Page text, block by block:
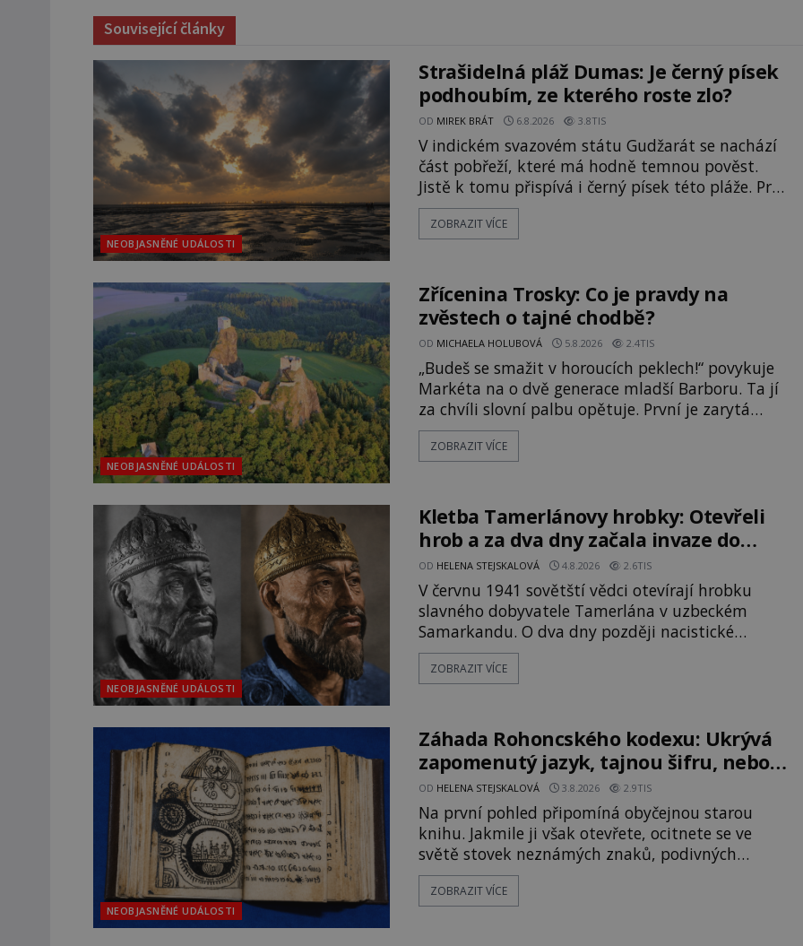
Související články
NEOBJASNĚNÉ UDÁLOSTI
Strašidelná pláž Dumas: Je černý písek
podhoubím, ze kterého roste zlo?
OD MIREK BRÁT 6.8.2026 3.8TIS
V indickém svazovém státu Gudžarát se nachází
část pobřeží, které má hodně temnou pověst.
Jistě k tomu přispívá i černý písek této pláže. Proč
má pláž takové netypické zbarvení? Nakolik jsou
pravdivé historky, že zde došlo k
pláž Dumas ve městě Surat. Gu
ZOBRAZIT VÍCE
NEOBJASNĚNÉ UDÁLOSTI
Zřícenina Trosky: Co je pravdy na
zvěstech o tajné chodbě?
OD MICHAELA HOLUBOVÁ 5.8.2026 2.4TIS
„Budeš se smažit v horoucích peklech!“ povykuje
Markéta na o dvě generace mladší Barboru. Ta jí
za chvíli slovní palbu opětuje. První je zarytá
katolička, druhá přesvědčená kališnice. A každá z
nich se usídlí na jedné z věží slavného hradu
manželku má skutečně jistou
ZOBRAZIT VÍCE
NEOBJASNĚNÉ UDÁLOSTI
Kletba Tamerlánovy hrobky: Otevřeli
hrob a za dva dny začala invaze do
SSSR. Náhoda, nebo varování?
OD HELENA STEJSKALOVÁ 4.8.2026 2.6TIS
V červnu 1941 sovětští vědci otevírají hrobku
slavného dobyvatele Tamerlána v uzbeckém
Samarkandu. O dva dny později nacistické
Německo zahajuje operaci Barbarossa a napadá
Sovětský svaz. Shoda dat je natolik zarážející, že
fascinující souhru okolností? Když antropolog
Michail Gerasimov (1907-1970) a
ZOBRAZIT VÍCE
NEOBJASNĚNÉ UDÁLOSTI
Záhada Rohoncského kodexu: Ukrývá
zapomenutý jazyk, tajnou šifru, nebo
mistrovský podvrh?
OD HELENA STEJSKALOVÁ 3.8.2026 2.9TIS
Na první pohled připomíná obyčejnou starou
knihu. Jakmile ji však otevřete, ocitnete se ve
světě stovek neznámých znaků, podivných
ilustrací a textu, který už téměř dvě století
vzdoruje všem pokusům o rozluštění. Rohoncský
ZOBRAZIT VÍCE